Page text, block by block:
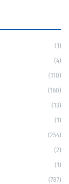
(1)
(4)
(110)
(160)
(13)
(1)
(254)
(2)
(1)
(787)